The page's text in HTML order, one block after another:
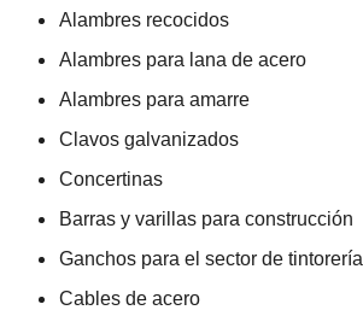
Alambres recocidos
Alambres para lana de acero
Alambres para amarre
Clavos galvanizados
Concertinas
Barras y varillas para construcción
Ganchos para el sector de tintorería
Cables de acero